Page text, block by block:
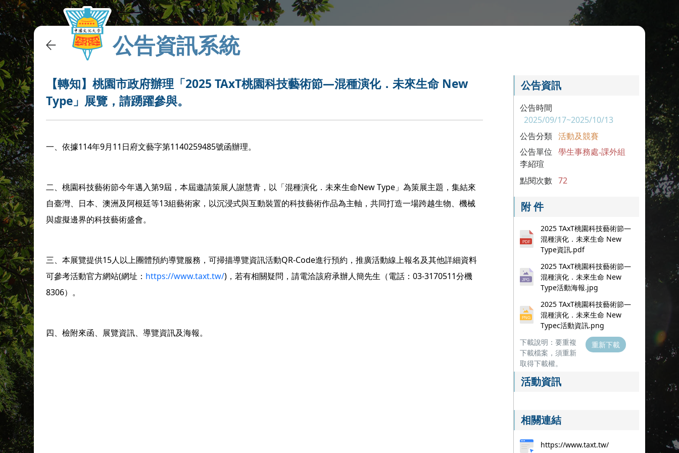
公告資訊系統
【轉知】桃園市政府辦理「2025 TAxT桃園科技藝術節—混種演化．未來生命 New
Type」展覽，請踴躍參與。
一、依據114年9月11日府文藝字第1140259485號函辦理。
二、桃園科技藝術節今年邁入第9屆，本屆邀請策展人謝慧青，以「混種演化．未來生命New Type」為策展主題，集結來
自臺灣、日本、澳洲及阿根廷等13組藝術家，以沉浸式與互動裝置的科技藝術作品為主軸，共同打造一場跨越生物、機械
與虛擬邊界的科技藝術盛會。
三、本展覽提供15人以上團體預約導覽服務，可掃描導覽資訊活動QR-Code進行預約，推廣活動線上報名及其他詳細資料
可參考活動官方網站(網址： https://www.taxt.tw/) ，若有相關疑問，請電洽該府承辦人簡先生（電話：03-3170511分機
8306）。
四、檢附來函、展覽資訊、導覽資訊及海報。
公告資訊
公告時間
2025/09/17~2025/10/13
公告分類 活動及競賽
公告單位
學生事務處-課外組
李紹瑄
點閱次數 72
附 件
2025 TAxT桃園科技藝術節—
混種演化．未來生命 New
Type資訊.pdf
2025 TAxT桃園科技藝術節—
混種演化．未來生命 New
Type活動海報.jpg
2025 TAxT桃園科技藝術節—
混種演化．未來生命 New
Typec活動資訊.png
下載說明：要重複
下載檔案，須重新
取得下載權。
重新下載
活動資訊
相關連結
https://www.taxt.tw/